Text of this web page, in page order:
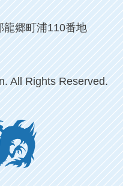
龍郷町浦110番地
All Rights Reserved.